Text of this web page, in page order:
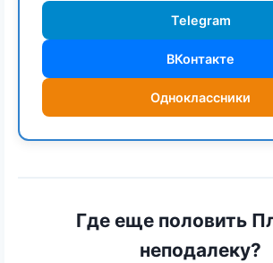
Telegram
ВКонтакте
Одноклассники
Где еще половить
неподалеку?